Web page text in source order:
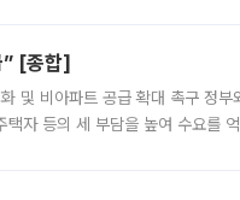
” [종합]
및 비아파트 공급 확대 촉구 정부
자 등의 세 부담을 높여 수요를